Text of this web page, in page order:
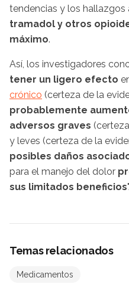
tendencias y los hallazgos
tramadol y otros
máximo.
Así, los investigadores
tener un ligero efecto
crónico (certeza de la
probablemente
adversos graves
y leves (certeza de la
posibles daños
para el manejo del dolor
sus limitados beneficios".
Temas relacionados
Medicamentos